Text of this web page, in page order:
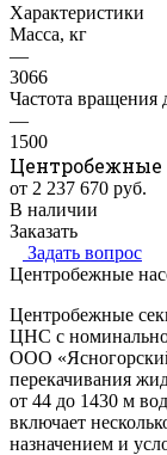
Характеристики
Масса, кг
—
3066
Частота вращения
—
1500
Центробежные
от 2 237 670 руб.
В наличии
Заказать
Задать вопрос
Центробежные
Центробежные
ЦНС с
ООО
перекачивания
от 44 до 1430 м
включает
назначением и